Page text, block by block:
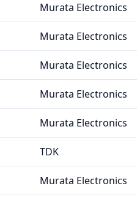
Murata Electronics
Murata Electronics
Murata Electronics
Murata Electronics
Murata Electronics
TDK
Murata Electronics